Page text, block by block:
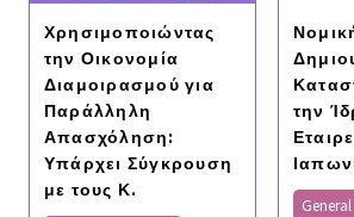
Χρησιμοποιώντας
την Οικονομία
Διαμοιρασμού για
Παράλληλη
Απασχόληση:
Υπάρχει Σύγκρουση
με τους Κ.
την